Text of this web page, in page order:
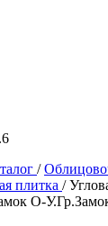
/
плитка /
О-